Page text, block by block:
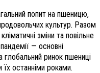
попит на пшеницю,
культур. Разом
зміни та повільне
— основні
ринок пшениці
їх останніми роками.